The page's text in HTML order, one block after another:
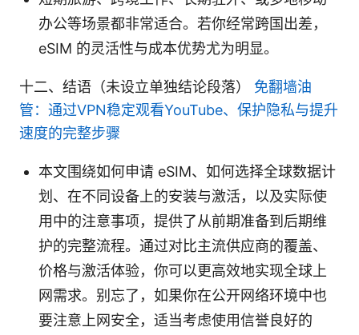
办公等场景都非常适合。若你经常跨国出差，
eSIM 的灵活性与成本优势尤为明显。
十二、结语（未设立单独结论段落） 免翻墙油
管：通过VPN稳定观看YouTube、保护隐私与提升
速度的完整步骤
本文围绕如何申请 eSIM、如何选择全球数据计
划、在不同设备上的安装与激活，以及实际使
用中的注意事项，提供了从前期准备到后期维
护的完整流程。通过对比主流供应商的覆盖、
价格与激活体验，你可以更高效地实现全球上
网需求。别忘了，如果你在公开网络环境中也
要注意上网安全，适当考虑使用信誉良好的